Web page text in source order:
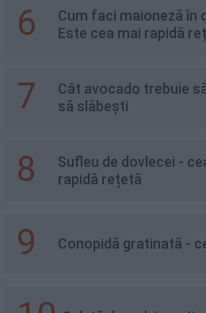
6
Cum faci maioneză în
Este cea mai rapidă
7
Cât avocado trebuie
să slăbești
8
Sufleu de dovlecei -
rapidă rețetă
9 Conopidă gratinată -